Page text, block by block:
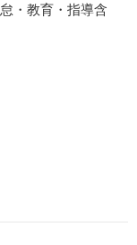
・教育・指導含